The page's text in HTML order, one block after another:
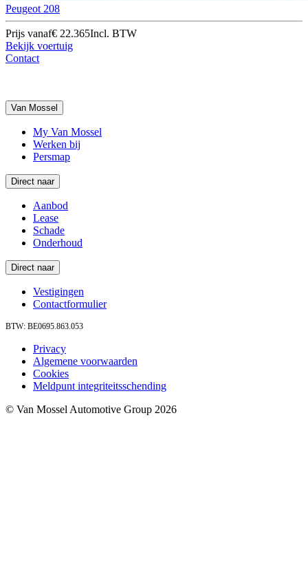
Peugeot 208
Prijs vanaf€ 22.365Incl. BTW
Bekijk voertuig
Contact
Van Mossel
My Van Mossel
Werken bij
Persmap
Direct naar
Aanbod
Lease
Schade
Onderhoud
Direct naar
Vestigingen
Contactformulier
BTW: BE0695.863.053
Privacy
Algemene voorwaarden
Cookies
Meldpunt integriteitsschending
© Van Mossel Automotive Group 2026